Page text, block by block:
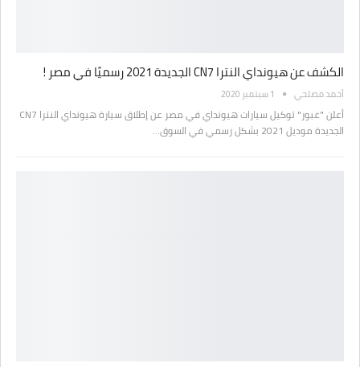
الكشف عن هيونداي النترا CN7 الجديدة 2021 رسميًا في مصر !
أحمد مصلحي 1 سبتمبر 2020
أعلن "غبور" توكيل سيارات هيونداي في مصر عن إطلاق سيارة هيونداي النترا CN7
الجديدة موديل 2021 بشكل رسمي في السوق…